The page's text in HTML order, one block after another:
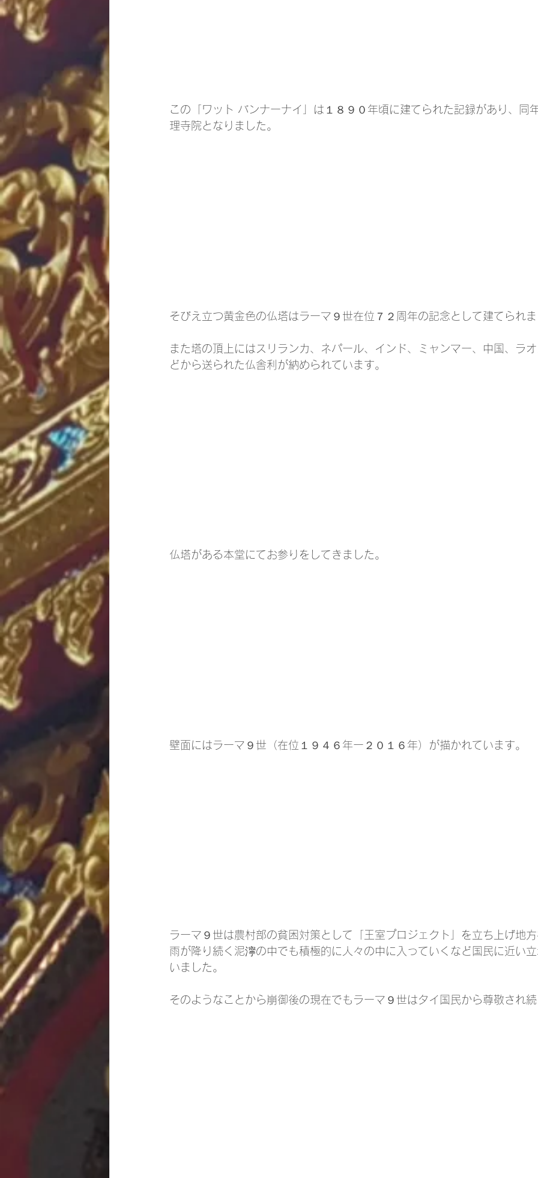
この「ワット バンナーナイ」は１８９０年頃に建てられた記録があり、同
理寺院となりました。
そびえ立つ黄金色の仏塔はラーマ９世在位７２周年の記念として建てられ
また塔の頂上にはスリランカ、ネパール、インド、ミャンマー、中国、ラ
どから送られた仏舎利が納められています。
仏塔がある本堂にてお参りをしてきました。
壁面にはラーマ９世（在位１９４６年ー２０１６年）が描かれています。
ラーマ９世は農村部の貧困対策として「王室プロジェクト」を立ち上げ地
雨が降り続く泥濘の中でも積極的に人々の中に入っていくなど国民に近い
いました。
そのようなことから崩御後の現在でもラーマ９世はタイ国民から尊敬され